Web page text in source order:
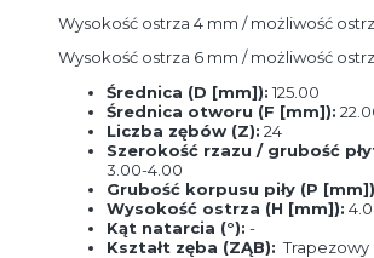
Wysokość ostrza 4 mm / możliwość
Wysokość ostrza 6 mm / możliwość
Średnica (D [mm]): 125.00
Średnica otworu (F [mm]):
Liczba zębów (Z): 24
Szerokość rzazu / grubość
3.00-4.00
Grubość korpusu piły (P
Wysokość ostrza (H [mm]):
Kąt natarcia (°): -
Kształt zęba (ZĄB): Trapezowy